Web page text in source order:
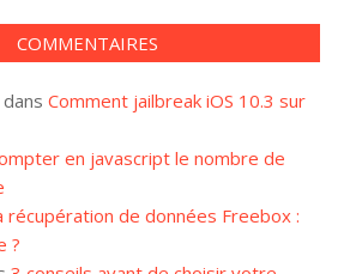
COMMENTAIRES
dans Comment jailbreak iOS 10.3 sur
en javascript le nombre de
récupération de données Freebox :
?